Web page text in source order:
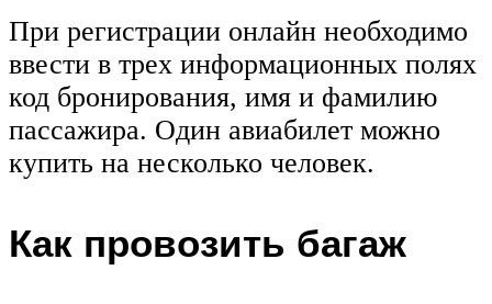
При регистрации онлайн необходимо
ввести в трех информационных полях
код бронирования, имя и фамилию
пассажира. Один авиабилет можно
купить на несколько человек.
Как провозить багаж